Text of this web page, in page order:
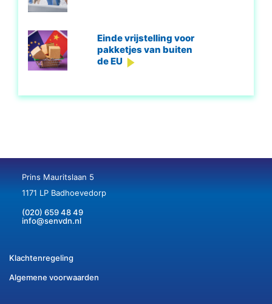
Einde vrijstelling voor
pakketjes van buiten
de EU
Prins Mauritslaan 5
1171 LP Badhoevedorp
(020) 659 48 49
info@senvdn.nl
Klachtenregeling
Algemene voorwaarden